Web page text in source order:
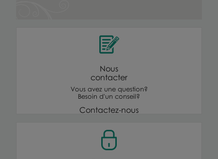
Nous
contacter
Vous avez une question?
Besoin d'un conseil?
Contactez-nous